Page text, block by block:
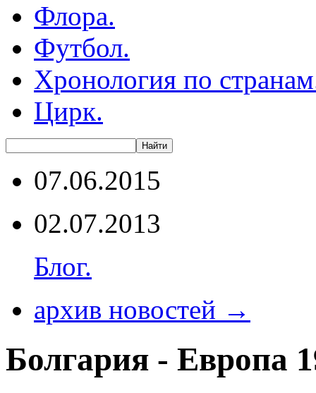
Флора.
Футбол.
Хронология по
Цирк.
07.06.2015
02.07.2013
Блог.
архив новостей →
Болгария - Европа